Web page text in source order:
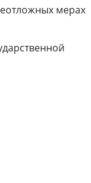
мерах